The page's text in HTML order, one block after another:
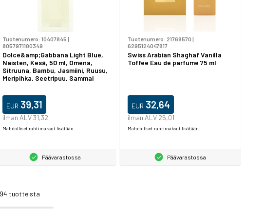
Tuotenumero: 10407845 |
8057971180349
Dolce&amp;Gabbana Light Blue,
Naisten, Kesä, 50 ml, Omena,
Sitruuna, Bambu, Jasmiini, Ruusu,
Meripihka, Seetripuu, Sammal
EUR 39,31
ilman ALV 31,32
Mahdolliset rahtimaksut lisätään.
Päävarastossa
Tuotenumero: 21768570 |
6295124047817
Swiss Arabian Shaghaf Vanilla
Toffee Eau de parfume 75 ml
EUR 32,64
ilman ALV 26,01
Mahdolliset rahtimaksut lisätään.
Päävarastossa
tuotteista